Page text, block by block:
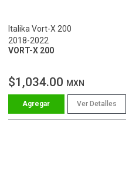
Italika Vort-X 200
2018-2022
VORT-X 200
$1,034.00 MXN
Ver Detalles